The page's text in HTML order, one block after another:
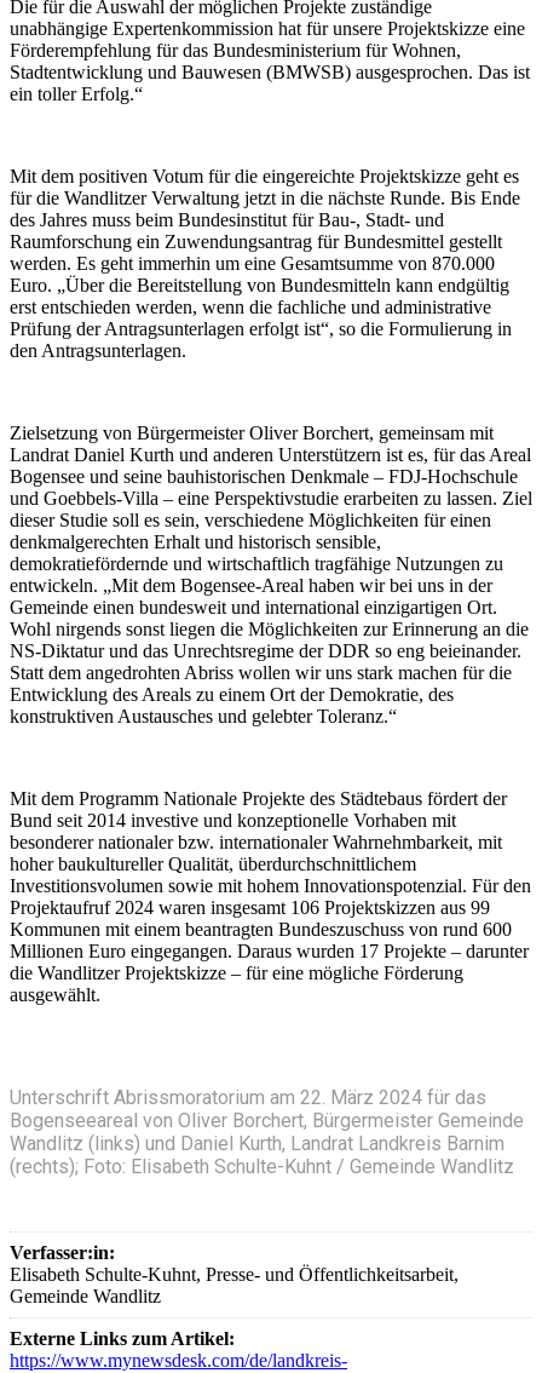
Die für die Auswahl der möglichen Projekte zuständige
unabhängige Expertenkommission hat für unsere Projektskizze eine
Förderempfehlung für das Bundesministerium für Wohnen,
Stadtentwicklung und Bauwesen (BMWSB) ausgesprochen. Das ist
ein toller Erfolg.“
Mit dem positiven Votum für die eingereichte Projektskizze geht es
für die Wandlitzer Verwaltung jetzt in die nächste Runde. Bis Ende
des Jahres muss beim Bundesinstitut für Bau-, Stadt- und
Raumforschung ein Zuwendungsantrag für Bundesmittel gestellt
werden. Es geht immerhin um eine Gesamtsumme von 870.000
Euro. „Über die Bereitstellung von Bundesmitteln kann endgültig
erst entschieden werden, wenn die fachliche und administrative
Prüfung der Antragsunterlagen erfolgt ist“, so die Formulierung in
den Antragsunterlagen.
Zielsetzung von Bürgermeister Oliver Borchert, gemeinsam mit
Landrat Daniel Kurth und anderen Unterstützern ist es, für das Areal
Bogensee und seine bauhistorischen Denkmale – FDJ-Hochschule
und Goebbels-Villa – eine Perspektivstudie erarbeiten zu lassen. Ziel
dieser Studie soll es sein, verschiedene Möglichkeiten für einen
denkmalgerechten Erhalt und historisch sensible,
demokratiefördernde und wirtschaftlich tragfähige Nutzungen zu
entwickeln. „Mit dem Bogensee-Areal haben wir bei uns in der
Gemeinde einen bundesweit und international einzigartigen Ort.
Wohl nirgends sonst liegen die Möglichkeiten zur Erinnerung an die
NS-Diktatur und das Unrechtsregime der DDR so eng beieinander.
Statt dem angedrohten Abriss wollen wir uns stark machen für die
Entwicklung des Areals zu einem Ort der Demokratie, des
konstruktiven Austausches und gelebter Toleranz.“
Mit dem Programm Nationale Projekte des Städtebaus fördert der
Bund seit 2014 investive und konzeptionelle Vorhaben mit
besonderer nationaler bzw. internationaler Wahrnehmbarkeit, mit
hoher baukultureller Qualität, überdurchschnittlichem
Investitionsvolumen sowie mit hohem Innovationspotenzial. Für den
Projektaufruf 2024 waren insgesamt 106 Projektskizzen aus 99
Kommunen mit einem beantragten Bundeszuschuss von rund 600
Millionen Euro eingegangen. Daraus wurden 17 Projekte – darunter
die Wandlitzer Projektskizze – für eine mögliche Förderung
ausgewählt.
Unterschrift Abrissmoratorium am 22. März 2024 für das
Bogenseeareal von Oliver Borchert, Bürgermeister Gemeinde
Wandlitz (links) und Daniel Kurth, Landrat Landkreis Barnim
(rechts); Foto: Elisabeth Schulte-Kuhnt / Gemeinde Wandlitz
Verfasser:in:
Elisabeth Schulte-Kuhnt, Presse- und Öffentlichkeitsarbeit,
Gemeinde Wandlitz
Externe Links zum Artikel:
https://www.mynewsdesk.com/de/landkreis-